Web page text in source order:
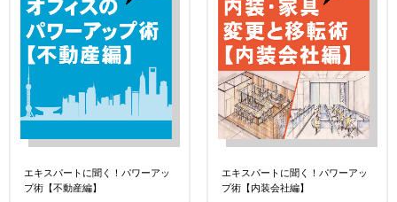
エキスパートに聞く！パワーアッ
プ術【不動産編】
エキスパートに聞く！パワーアッ
プ術【内装会社編】